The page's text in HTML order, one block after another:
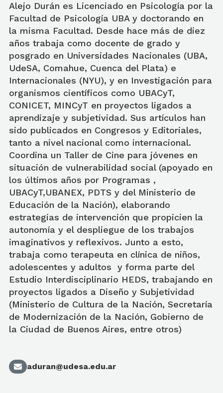
Alejo Durán es Licenciado en Psicología por la
Facultad de Psicología UBA y doctorando en
la misma Facultad. Desde hace más de diez
años trabaja como docente de grado y
posgrado en Universidades Nacionales (UBA,
UdeSA, Comahue, Cuenca del Plata) e
Internacionales (NYU), y en Investigación para
organismos científicos como UBACyT,
CONICET, MINCyT en proyectos ligados a
aprendizaje y subjetividad. Sus artículos han
sido publicados en Congresos y Editoriales,
tanto a nivel nacional como internacional.
Coordina un Taller de Cine para jóvenes en
situación de vulnerabilidad social (apoyado en
los últimos años por Programas ,
UBACyT,UBANEX, PDTS y del Ministerio de
Educación de la Nación), elaborando
estrategias de intervención que propicien la
autonomía y el despliegue de los trabajos
imaginativos y reflexivos. Junto a esto,
trabaja como terapeuta en clínica de niños,
adolescentes y adultos y forma parte del
Estudio Interdisciplinario HEDS, trabajando en
proyectos ligados a Diseño y Subjetividad
(Ministerio de Cultura de la Nación, Secretaría
de Modernización de la Nación, Gobierno de
la Ciudad de Buenos Aires, entre otros)
aduran@udesa.edu.ar